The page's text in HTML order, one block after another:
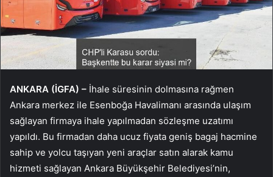
ANKARA (İGFA) – İhale süresinin dolmasına rağmen
Ankara merkez ile Esenboğa Havalimanı arasında ulaşım
sağlayan firmaya ihale yapılmadan sözleşme uzatımı
yapıldı. Bu firmadan daha ucuz fiyata geniş bagaj hacmine
sahip ve yolcu taşıyan yeni araçlar satın alarak kamu
hizmeti sağlayan Ankara Büyükşehir Belediyesi’nin,